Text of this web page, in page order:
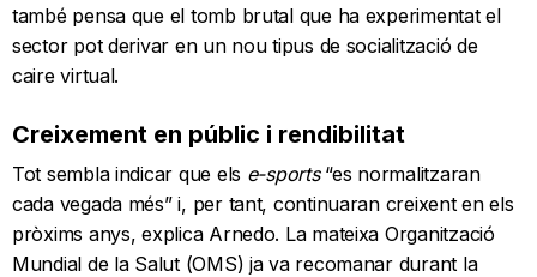
també pensa que el tomb brutal que ha experimentat el
sector pot derivar en un nou tipus de socialització de
caire virtual.
Creixement en públic i rendibilitat
Tot sembla indicar que els e-sports“es normalitzaran
cada vegada més” i, per tant, continuaran creixent en els
pròxims anys, explica Arnedo. La mateixa Organització
Mundial de la Salut (OMS) ja va recomanar durant la